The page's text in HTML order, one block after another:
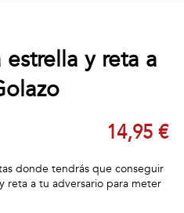
y reta a
14,95 €
donde tendrás que conseguir
reta a tu adversario para meter